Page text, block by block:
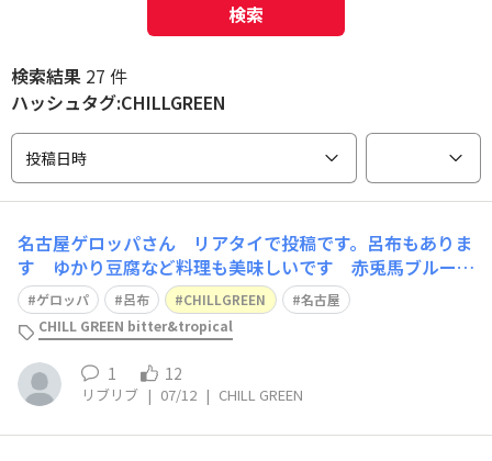
検索
検索結果 27 件
ハッシュタグ:CHILLGREEN
投稿日時
名古屋ゲロッパさん リアタイで投稿です。呂布もありま
す ゆかり豆腐など料理も美味しいです 赤兎馬ブルーも
あります
ゲロッパ 呂布 CHILLGREEN
名古屋
CHILL GREEN bitter&tropical
1 12
リブリブ | 07/12 | CHILL GREEN